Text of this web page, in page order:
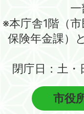
※本庁舎1階（
保険年金課）
閉庁日：土
市役